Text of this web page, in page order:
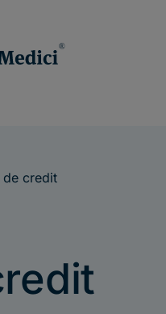
de credit